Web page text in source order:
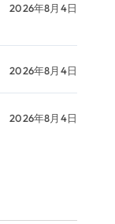
2026年8月4日
2026年8月4日
2026年8月4日